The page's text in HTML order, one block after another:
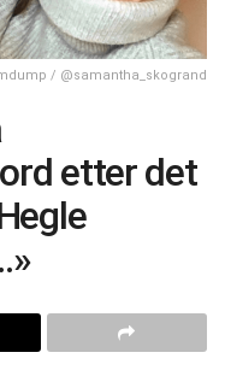
/ @samantha_skogrand
etter det